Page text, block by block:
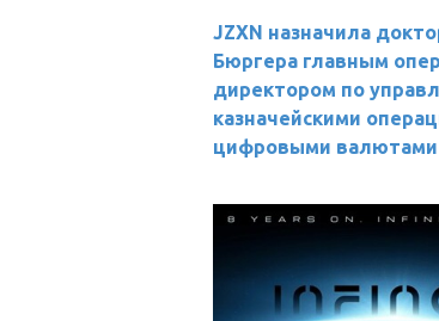
JZXN назначила
Бюргера главным
директором по
казначейскими
цифровыми валютами